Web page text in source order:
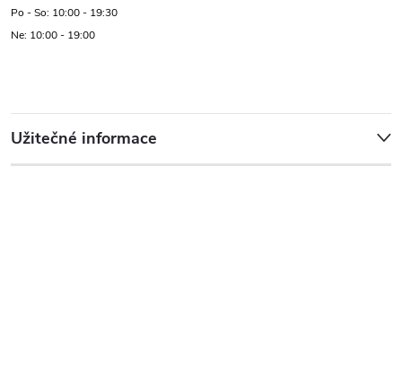
Po - So: 10:00 - 19:30
Ne: 10:00 - 19:00
Užitečné informace